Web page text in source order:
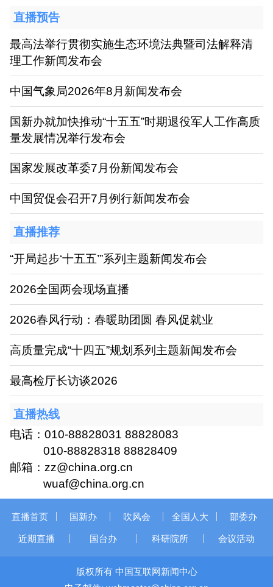
直播预告
最高法举行贯彻实施生态环境法典暨司法解释清
理工作新闻发布会
中国气象局2026年8月新闻发布会
国新办就加快推动“十五五”时期退役军人工作高质
量发展情况举行发布会
国家发展改革委7月份新闻发布会
中国贸促会召开7月例行新闻发布会
直播推荐
“开局起步‘十五五’”系列主题新闻发布会
2026全国两会现场直播
2026春风行动：春暖助团圆 春风促就业
高质量完成“十四五”规划系列主题新闻发布会
最高检厅长访谈2026
直播热线
电话：010-88828031 88828083
010-88828318 88828409
邮箱：zz@china.org.cn
wuaf@china.org.cn
直播首页 国新办 吹风会 全国人大 部委办
近期直播 国台办 科研院所 会议活动
版权所有 中国互联网新闻中心